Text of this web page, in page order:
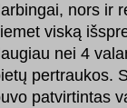
nors ir
viską
nei 4
pertraukos.
patvirtintas